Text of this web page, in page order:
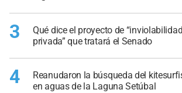
3
Qué dice el proyecto de
privada” que tratará el Senado
4
Reanudaron la búsqueda del
en aguas de la Laguna Setúbal